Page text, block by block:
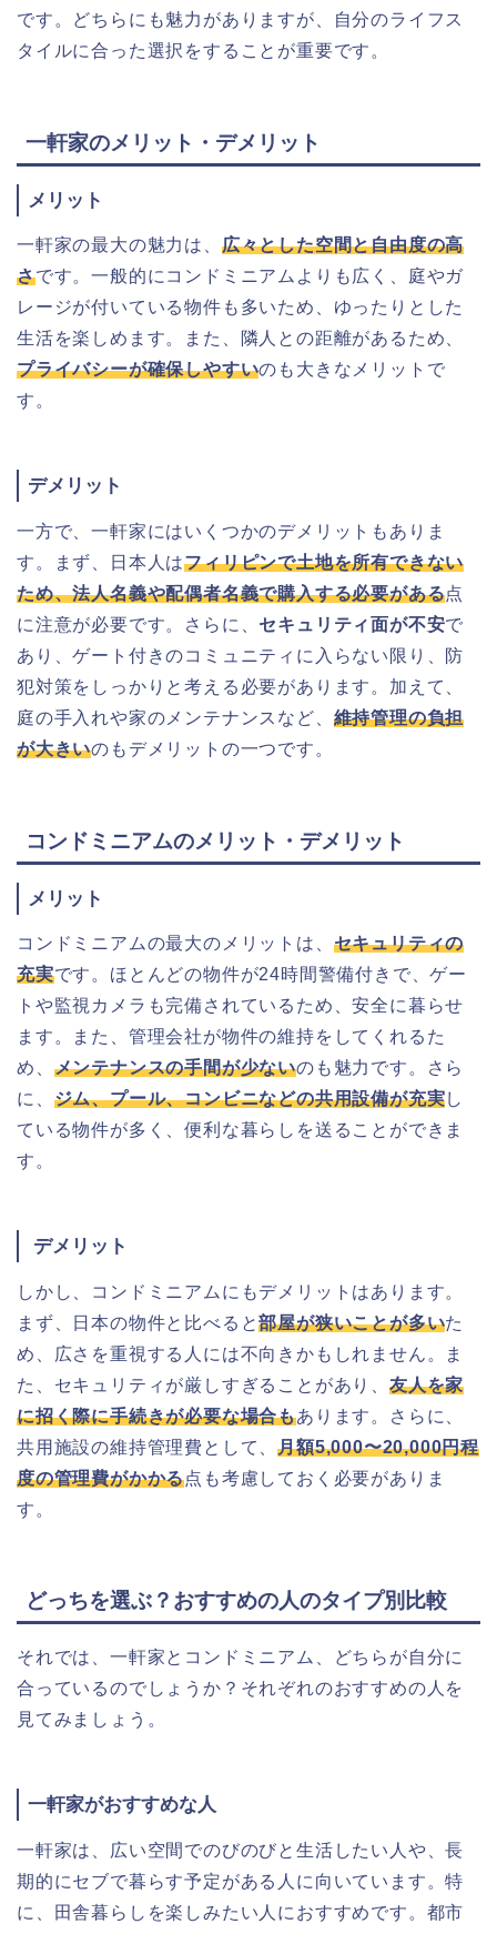
です。どちらにも魅力がありますが、自分のライフス
タイルに合った選択をすることが重要です。
一軒家のメリット・デメリット
メリット
一軒家の最大の魅力は、 広々とした空間と自由度の高
さです。一般的にコンドミニアムよりも広く、庭やガ
レージが付いている物件も多いため、ゆったりとした
生活を楽しめます。また、隣人との距離があるため、
プライバシーが確保しやすいのも大きなメリットで
す。
デメリット
一方で、一軒家にはいくつかのデメリットもありま
す。まず、日本人はフィリピンで土地を所有できない
ため、法人名義や配偶者名義で購入する必要がある点
に注意が必要です。さらに、 セキュリティ面が不安で
あり、ゲート付きのコミュニティに入らない限り、防
犯対策をしっかりと考える必要があります。加えて、
庭の手入れや家のメンテナンスなど、 維持管理の負担
が大きいのもデメリットの一つです。
コンドミニアムのメリット・デメリット
メリット
コンドミニアムの最大のメリットは、 セキュリティの
充実です。ほとんどの物件が24時間警備付きで、ゲー
トや監視カメラも完備されているため、安全に暮らせ
ます。また、管理会社が物件の維持をしてくれるた
め、 メンテナンスの手間が少ないのも魅力です。さら
に、 ジム、プール、コンビニなどの共用設備が充実し
ている物件が多く、便利な暮らしを送ることができま
す。
デメリット
しかし、コンドミニアムにもデメリットはあります。
まず、日本の物件と比べると部屋が狭いことが多いた
め、広さを重視する人には不向きかもしれません。ま
た、セキュリティが厳しすぎることがあり、 友人を家
に招く際に手続きが必要な場合もあります。さらに、
共用施設の維持管理費として、月額5,000〜20,000円程
度の管理費がかかる点も考慮しておく必要がありま
す。
どっちを選ぶ？おすすめの人のタイプ別比較
それでは、一軒家とコンドミニアム、どちらが自分に
合っているのでしょうか？それぞれのおすすめの人を
見てみましょう。
一軒家がおすすめな人
一軒家は、広い空間でのびのびと生活したい人や、長
期的にセブで暮らす予定がある人に向いています。特
に、田舎暮らしを楽しみたい人におすすめです。都市